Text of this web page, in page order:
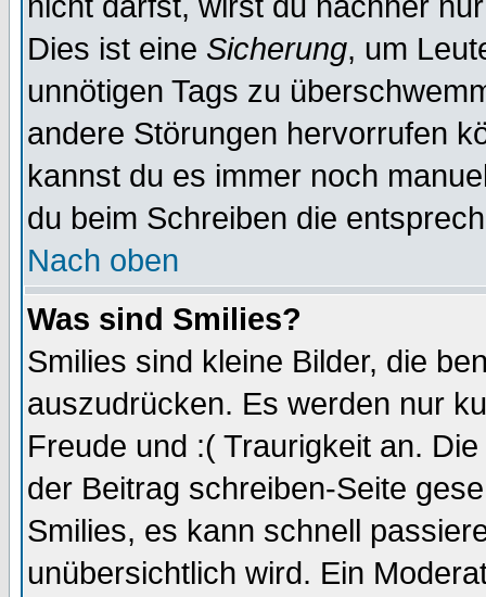
Dies ist eine Sicherung, um
unnötigen Tags zu
andere Störungen hervorrufen
kannst du es immer noch
du beim Schreiben die
Nach oben
Was sind Smilies?
Smilies sind kleine Bilder, die
auszudrücken. Es werden nur
Freude und :( Traurigkeit an.
der Beitrag schreiben-Seite
Smilies, es kann schnell
unübersichtlich wird. Ein